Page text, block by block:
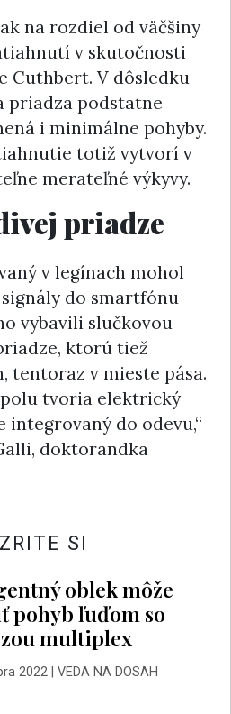
na rozdiel od väčšiny
v skutočnosti
Cuthbert. V dôsledku
priadza podstatne
i minimálne pohyby.
totiž vytvorí v
merateľné výkyvy.
priadze
v legínach mohol
do smartfónu
vybavili slučkovou
ktorú tiež
tentoraz v mieste pása.
tvoria elektrický
integrovaný do odevu,“
doktorandka
SI
oblek môže
pohyb ľuďom so
multiplex
2022| VEDA NA DOSAH